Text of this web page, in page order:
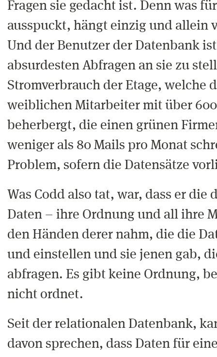
Fragen sie gedacht ist. Denn was
ausspuckt, hängt einzig und allein
Und der Benutzer der Datenbank
absurdesten Abfragen an sie zu
Stromverbrauch der Etage, welche
weiblichen Mitarbeiter mit über
beherbergt, die einen grünen
weniger als 80 Mails pro Monat
Problem, sofern die Datensätze
Was Codd also tat, war, dass er die
Daten – ihre Ordnung und all ihre
den Händen derer nahm, die die
und einstellen und sie jenen gab,
abfragen. Es gibt keine Ordnung,
nicht ordnet.
Seit der relationalen Datenbank,
davon sprechen, dass Daten für